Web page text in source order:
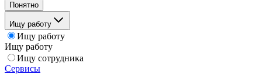
Понятно
Ищу работу
Ищу работу
Ищу работу
Ищу сотрудника
Сервисы